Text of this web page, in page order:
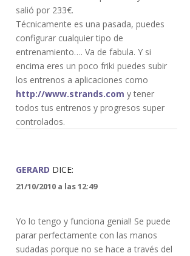
salió por 233€.
Técnicamente es una pasada, puedes
configurar cualquier tipo de
entrenamiento…. Va de fabula. Y si
encima eres un poco friki puedes subir
los entrenos a aplicaciones como
http://www.strands.com y tener
todos tus entrenos y progresos super
controlados.
GERARD DICE:
21/10/2010 a las 12:49
Yo lo tengo y funciona genial! Se puede
parar perfectamente con las manos
sudadas porque no se hace a través del